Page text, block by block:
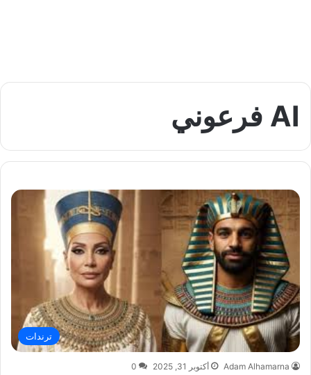
AI فرعوني
ترندات
Adam Alhamarna أكتوبر 31, 2025 0